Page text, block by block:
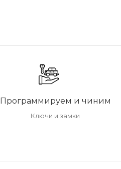
Программируем и чиним
Ключи и замки